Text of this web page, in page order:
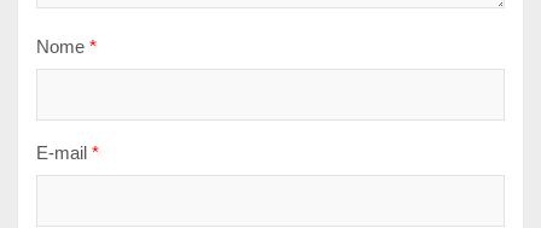
Nome *
E-mail *